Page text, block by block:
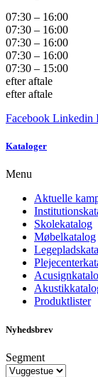
07:30 – 16:00
07:30 – 16:00
07:30 – 16:00
07:30 – 16:00
07:30 – 15:00
efter aftale
efter aftale
Facebook Linkedin
Kataloger
Menu
Aktuelle
Skolekatalog
Møbelkatalog
Produktlister
Nyhedsbrev
Segment